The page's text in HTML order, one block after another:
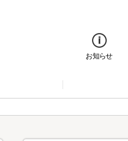
お知らせ